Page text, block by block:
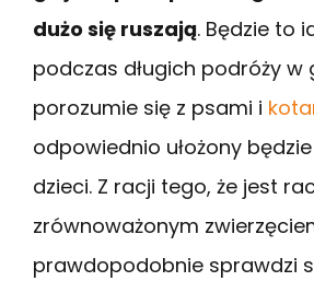
dużo się ruszają. Będzie to
podczas długich podróży w
porozumie się z psami i
odpowiednio ułożony
dzieci. Z racji tego, że jest
zrównoważonym
prawdopodobnie sprawdzi